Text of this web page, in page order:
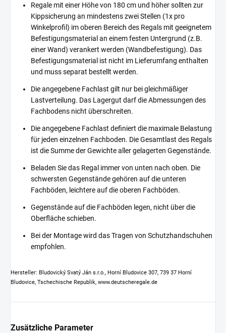
Regale mit einer Höhe von 180 cm und höher sollten zur
Kippsicherung an mindestens zwei Stellen (1x pro
Winkelprofil) im oberen Bereich des Regals mit geeignetem
Befestigungsmaterial an einem festen Untergrund (z.B.
einer Wand) verankert werden (Wandbefestigung). Das
Befestigungsmaterial ist nicht im Lieferumfang enthalten
und muss separat bestellt werden.
Die angegebene Fachlast gilt nur bei gleichmäßiger
Lastverteilung. Das Lagergut darf die Abmessungen des
Fachbodens nicht überschreiten.
Die angegebene Fachlast definiert die maximale Belastung
für jeden einzelnen Fachboden. Die Gesamtlast des Regals
ist die Summe der Gewichte aller gelagerten Gegenstände.
Beladen Sie das Regal immer von unten nach oben. Die
schwersten Gegenstände gehören auf die unteren
Fachböden, leichtere auf die oberen Fachböden.
Gegenstände auf die Fachböden legen, nicht über die
Oberfläche schieben.
Bei der Montage wird das Tragen von Schutzhandschuhen
empfohlen.
Hersteller: Bludovický Svatý Ján s.r.o., Horní Bludovice 307, 739 37 Horní
Bludovice, Tschechische Republik, www.deutscheregale.de
Zusätzliche Parameter